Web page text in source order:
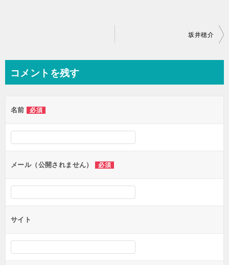
ビ
ー
シ
ョ
ン
坂井穂介
コメントを残す
名前 必須
メール（公開されません） 必須
サイト